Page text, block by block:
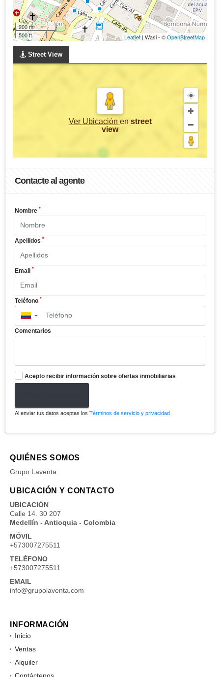
200 m
500 ft
Leaflet| Wasi - ©OpenStreetMap
Street View
Ver Ubicación en street
view
Contacte al agente
Nombre *
Apellidos *
Email *
Teléfono *
▼
Comentarios
Acepto recibir información sobre ofertas inmobiliarias
Al enviar tus datos aceptas los Términos de servicio y privacidad
QUIÉNES SOMOS
Grupo Laventa
UBICACIÓN Y CONTACTO
UBICACIÓN
Calle 14. 30 207
Medellín - Antioquia - Colombia
MÓVIL
+573007275511
TELÉFONO
+573007275511
EMAIL
info@grupolaventa.com
INFORMACIÓN
Inicio
Ventas
Alquiler
Contáctenos